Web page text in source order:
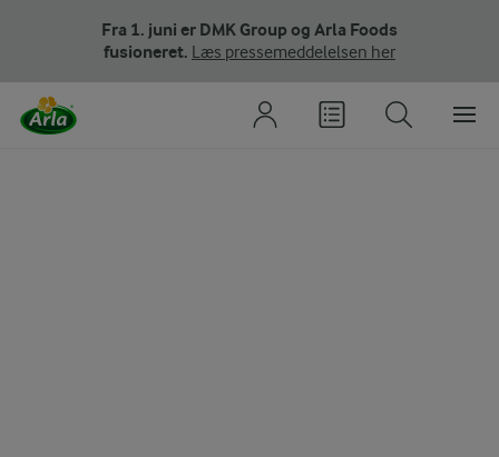
Fra 1. juni er DMK Group og Arla Foods
fusioneret. Læs pressemeddelelsen her